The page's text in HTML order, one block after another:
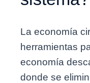
La economía
herramientas
economía
donde se